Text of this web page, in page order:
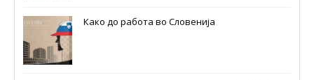
Како до работа во Словенија